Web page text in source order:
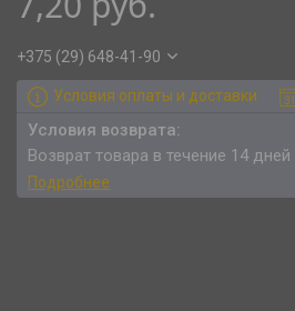
+375 (29) 648-41-90
Условия оплаты и доставки
возврат товара в течение 14 дней
Подробнее